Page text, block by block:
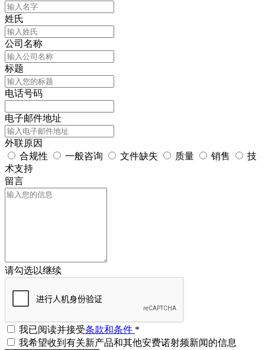
姓氏
公司名称
标题
电话号码
电子邮件地址
外联原因
合规性
一般咨询 文件缺失 质量 销售
技
术支持
留言
请勾选以继续
我已阅读并接受条款和条件 *
我希望收到有关新产品和其他安费诺射频新闻的信息